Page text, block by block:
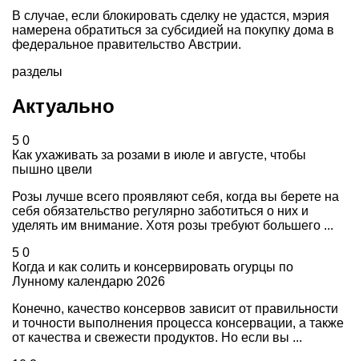
В случае, если блокировать сделку не удастся, мэрия
намерена обратиться за субсидией на покупку дома в
федеральное правительство Австрии.
разделы
Актуально
5 0
Как ухаживать за розами в июле и августе, чтобы
пышно цвели
Розы лучше всего проявляют себя, когда вы берете на
себя обязательство регулярно заботиться о них и
уделять им внимание. Хотя розы требуют большего ...
5 0
Когда и как солить и консервировать огурцы по
Лунному календарю 2026
Конечно, качество консервов зависит от правильности
и точности выполнения процесса консервации, а также
от качества и свежести продуктов. Но если вы ...